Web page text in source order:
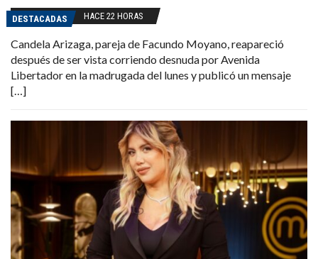
DESTACADAS HACE 22 HORAS
Candela Arizaga, pareja de Facundo Moyano, reapareció
después de ser vista corriendo desnuda por Avenida
Libertador en la madrugada del lunes y publicó un mensaje
[…]